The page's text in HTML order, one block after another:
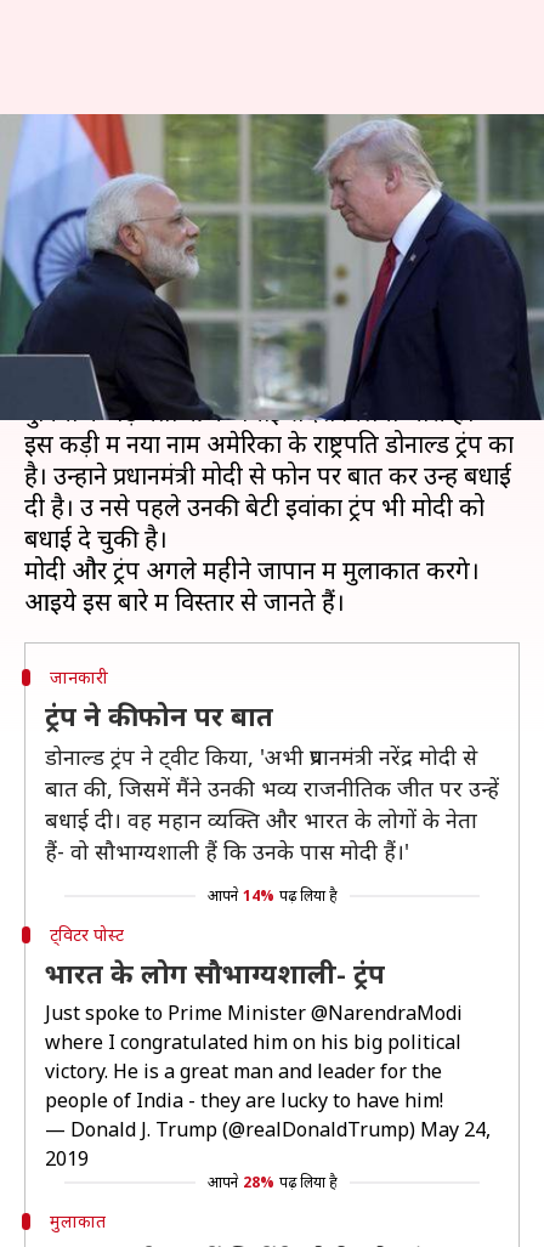
ट्रंप ने फोन कर दी प्रधानमंत्री मोदी को
जीत की बधाई, अगले महीने मिलेंगे
दोनों नेता
लेखन प्रमोद कुमार May 25, 2019 11:02 am
क्या है खबर?
लोकसभा चुनावों में जीत के बाद प्रधानमंत्री मोदी को
दुनिया के बड़े नेताओं के बधाई संदेश मिलना जारी है।
इस कड़ी में नया नाम अमेरिका के राष्ट्रपति डोनाल्ड ट्रंप का
है। उन्होंने प्रधानमंत्री मोदी से फोन पर बात कर उन्हें बधाई
दी है। उ नसे पहले उनकी बेटी इवांका ट्रंप भी मोदी को
बधाई दे चुकी है।
मोदी और ट्रंप अगले महीने जापान में मुलाकात करेंगे।
जानकारी
ट्रंप ने की फोन पर बात
डोनाल्ड ट्रंप ने ट्वीट किया, 'अभी प्रधानमंत्री नरेंद्र मोदी से
बात की, जिसमें मैंने उनकी भव्य राजनीतिक जीत पर उन्हें
बधाई दी। वह महान व्यक्ति और भारत के लोगों के नेता
हैं- वो सौभाग्यशाली हैं कि उनके पास मोदी हैं।'
आपने 14% पढ़ लिया है
ट्विटर पोस्ट
भारत के लोग सौभाग्यशाली- ट्रंप
Just spoke to Prime Minister@NarendraModi
where I congratulated him on his big political
victory. He is a great man and leader for the
people of India - they are lucky to have him!
— Donald J. Trump (@realDonaldTrump) May 24,
2019
आपने 28% पढ़ लिया है
मुलाकात